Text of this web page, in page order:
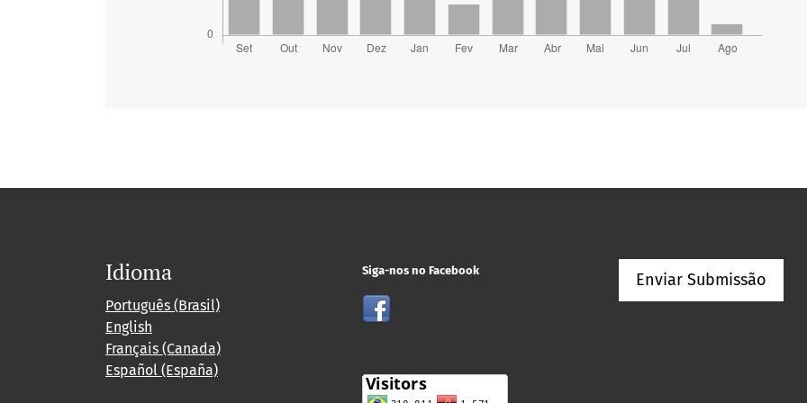
Idioma
Português (Brasil)
English
Français (Canada)
Español (España)
Siga-nos no Facebook Enviar Submissão